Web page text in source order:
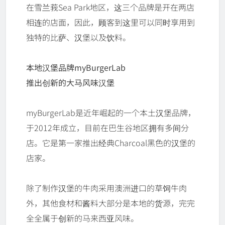
在雪兰莪Sea Park地区，这三个品牌是开在两店
相连的店面，因此，顾客到这里可以同时享用到
独特的比萨、汉堡以及饮料。
本地汉堡品牌myBurgerLab
推出创新的大马风味汉堡
myBurgerLab是近年崛起的一个本土汉堡品牌，
于2012年成立，目前在巴生谷地区拥有多间分
店。它是第一家推出经典Charcoal黑色的汉堡的
店家。
除了制作汉堡的牛肉采用澳洲进口的草饲牛肉
外，其他食材和酱料大部分是本地的货源，完完
全全属于创新的马来西亚风味。